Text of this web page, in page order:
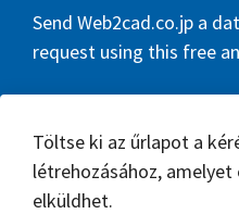
Send Web2cad.co.jp a
request using this free
Töltse ki az űrlapot a
létrehozásához,
elküldhet.